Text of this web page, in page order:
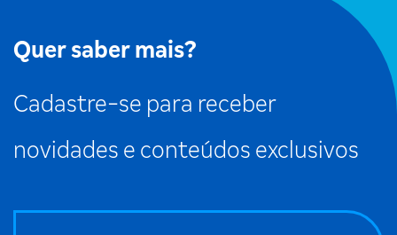
Quer saber mais?
Cadastre-se para receber
novidades e conteúdos exclusivos